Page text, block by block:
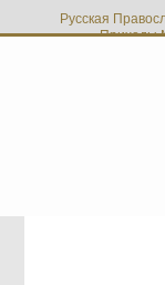
Русская
Приходы